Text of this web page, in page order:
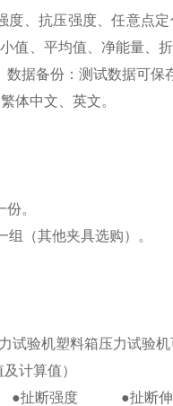
度、抗压强度、任意点
值、平均值、净能量、
据备份：测试数据可保
体中文、英文。
。
组（其他夹具选购）。
试验机塑料箱压力试验机
计算值）
断强度 ●扯断伸